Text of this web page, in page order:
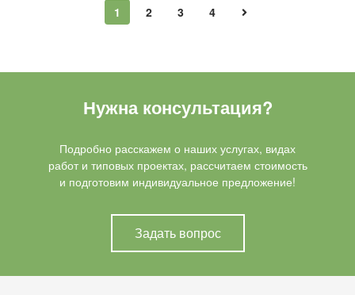
1 2 3 4
Нужна консультация?
Подробно расскажем о наших услугах, видах
работ и типовых проектах, рассчитаем стоимость
и подготовим индивидуальное предложение!
Задать вопрос